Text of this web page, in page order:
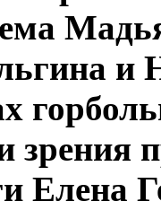
и
зрения
Елена